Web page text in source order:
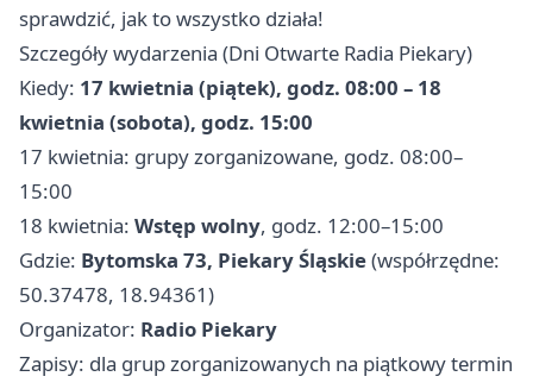
sprawdzić, jak to wszystko działa!
Szczegóły wydarzenia (Dni Otwarte Radia Piekary)
Kiedy: 17 kwietnia (piątek), godz. 08:00 – 18
kwietnia (sobota), godz. 15:00
17 kwietnia: grupy zorganizowane, godz. 08:00–
15:00
18 kwietnia: Wstęp wolny, godz. 12:00–15:00
Gdzie: Bytomska 73, Piekary Śląskie(współrzędne:
50.37478, 18.94361)
Organizator: Radio Piekary
Zapisy: dla grup zorganizowanych na piątkowy termin